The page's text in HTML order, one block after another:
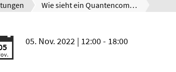
Wie sieht ein Quantencomputer aus und was kann er?
05. Nov. 2022 | 12:00 - 18:00